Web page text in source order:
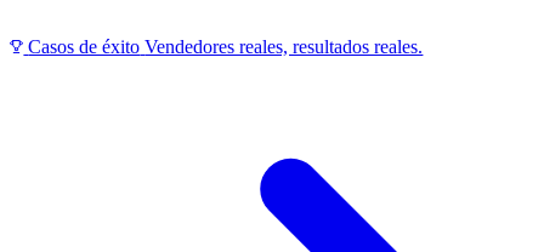
Casos de éxito Vendedores reales, resultados reales.